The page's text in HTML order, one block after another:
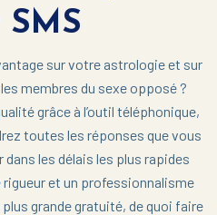
SMS
sur votre astrologie et sur
membres du sexe opposé ?
grâce à l’outil téléphonique,
toutes les réponses que vous
les délais les plus rapides
et un professionnalisme
grande gratuité, de quoi faire